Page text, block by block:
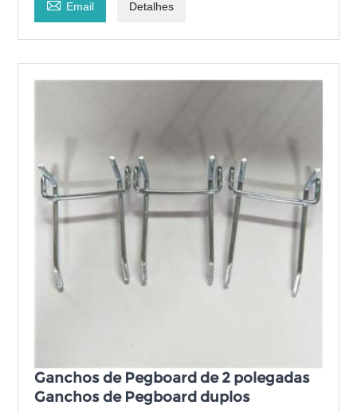
 Email Detalhes
Ganchos de Pegboard de 2 polegadas
Ganchos de Pegboard duplos